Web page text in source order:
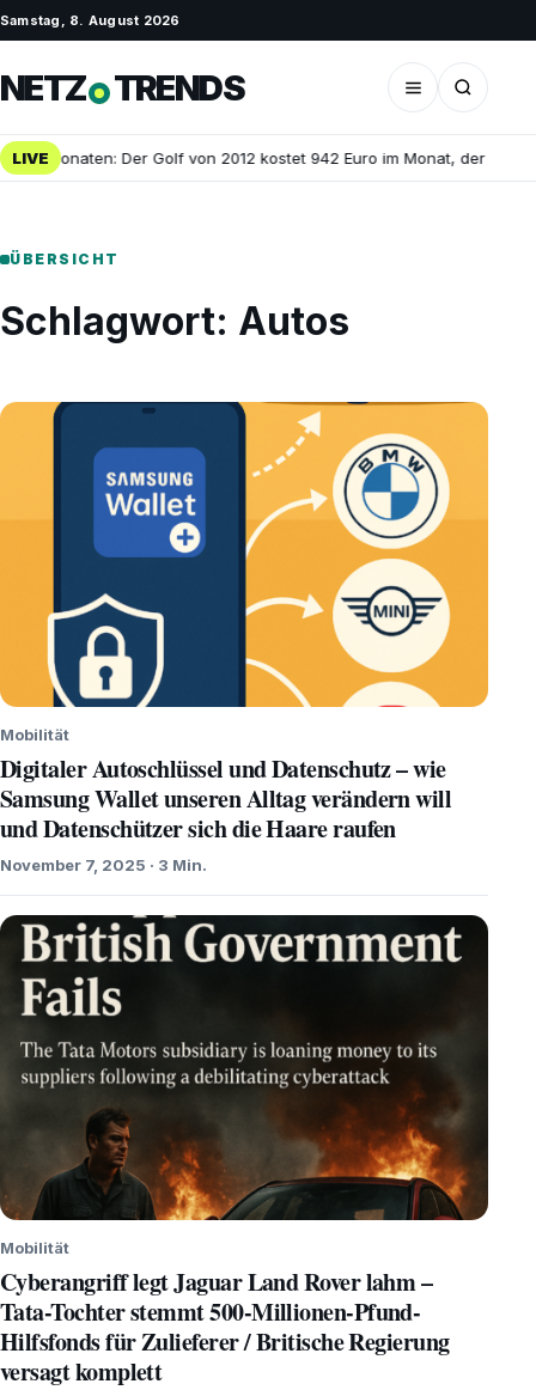
Samstag, 8. August 2026
NETZ TRENDS
LIVE
Monaten: Der Golf von 2012 kostet 942 Euro im Monat, der
ÜBERSICHT
Schlagwort: Autos
Mobilität
Digitaler Autoschlüssel und Datenschutz – wie
Samsung Wallet unseren Alltag verändern will
und Datenschützer sich die Haare raufen
November 7, 2025 · 3 Min.
Mobilität
Cyberangriff legt Jaguar Land Rover lahm –
Tata-Tochter stemmt 500-Millionen-Pfund-
Hilfsfonds für Zulieferer / Britische Regierung
versagt komplett